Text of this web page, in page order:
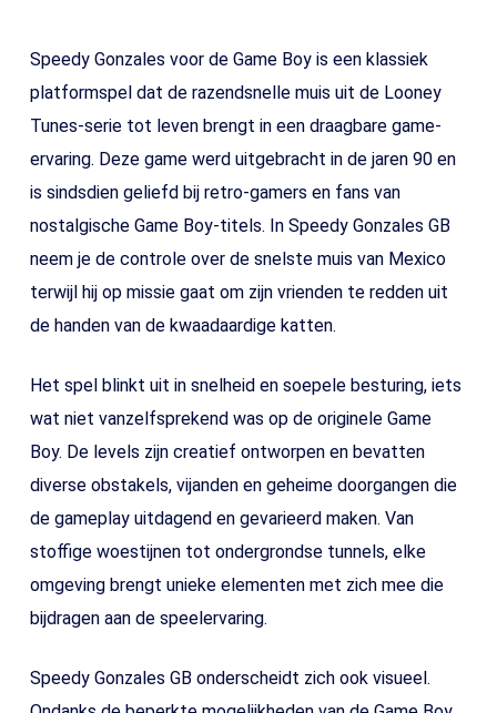
Speedy Gonzales voor de Game Boy is een klassiek
platformspel dat de razendsnelle muis uit de Looney
Tunes-serie tot leven brengt in een draagbare game-
ervaring. Deze game werd uitgebracht in de jaren 90 en
is sindsdien geliefd bij retro-gamers en fans van
nostalgische Game Boy-titels. In Speedy Gonzales GB
neem je de controle over de snelste muis van Mexico
terwijl hij op missie gaat om zijn vrienden te redden uit
de handen van de kwaadaardige katten.
Het spel blinkt uit in snelheid en soepele besturing, iets
wat niet vanzelfsprekend was op de originele Game
Boy. De levels zijn creatief ontworpen en bevatten
diverse obstakels, vijanden en geheime doorgangen die
de gameplay uitdagend en gevarieerd maken. Van
stoffige woestijnen tot ondergrondse tunnels, elke
omgeving brengt unieke elementen met zich mee die
bijdragen aan de speelervaring.
Speedy Gonzales GB onderscheidt zich ook visueel.